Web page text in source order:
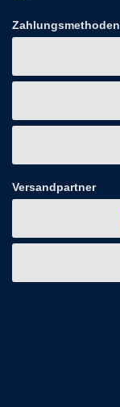
Zahlungsmethoden
Versandpartner